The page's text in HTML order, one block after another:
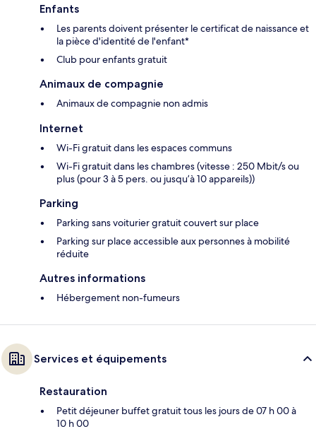
Enfants
Les parents doivent présenter le certificat de naissance et
la pièce d'identité de l'enfant*
Club pour enfants gratuit
Animaux de compagnie
Animaux de compagnie non admis
Internet
Wi-Fi gratuit dans les espaces communs
Wi-Fi gratuit dans les chambres (vitesse : 250 Mbit/s ou
plus (pour 3 à 5 pers. ou jusqu’à 10 appareils))
Parking
Parking sans voiturier gratuit couvert sur place
Parking sur place accessible aux personnes à mobilité
réduite
Autres informations
Hébergement non-fumeurs
Services et équipements
Restauration
Petit déjeuner buffet gratuit tous les jours de 07 h 00 à
10 h 00